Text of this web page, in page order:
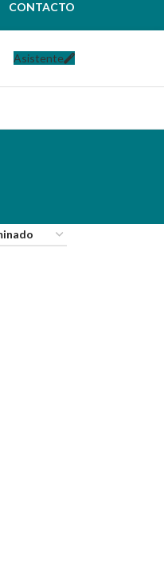
CONTACTO
Asistente